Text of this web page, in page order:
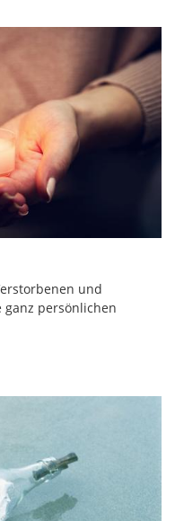
und
persönlichen